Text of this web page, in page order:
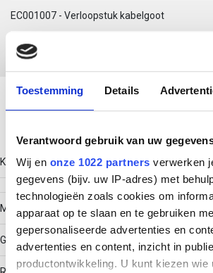
Toestemming Details
Verantwoord gebruik van uw
Wij en onze 1022 partners verwerken
gegevens (bijv. uw IP-adres) met
technologieën zoals cookies om
apparaat op te slaan en te gebruiken
gepersonaliseerde advertenties en
advertenties en content, inzicht in
productontwikkeling. U kunt kiezen wie
EC001007 - Verloopstuk kabelgoot
Kleur
Model
Geïntegreerde verbinder